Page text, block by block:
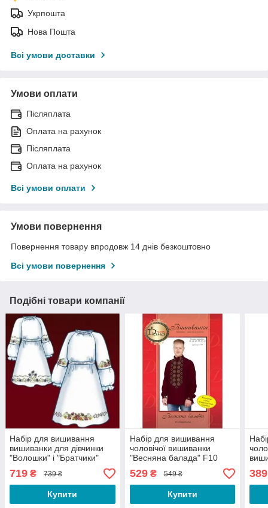
Укрпошта
Нова Пошта
Всі умови доставки
Умови оплати
Післяплата
Оплата на рахунок
Післяплата
Оплата на рахунок
Всі умови оплати
Умови повернення
Повернення товару впродовж 14 днів безкоштовно
Всі умови повернення
Подібні товари компанії
Набір для вишивання
вишиванки для дівчинки
"Волошки" і "Братчики"
F2607
719 ₴ 739 ₴
Купити
Набір для вишивання
чоловічої вишиванки
"Весняна балада" F10
529₴ 549 ₴
Купити
389